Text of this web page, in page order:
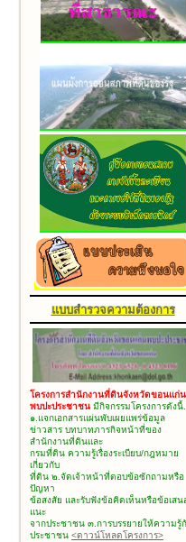
แบบสำรวจความต้องการ
โครงการสำนักงานที่ดินจังหวัดขอนแก่น
พบปะประชาชน มีกิจกรรมโครงการดังนี้
๑.แจกเอกสารแผ่นพับเผยแพร่ข้อมูล
ข่าวสาร บทบาทภารกิจหน้าที่ของ
สำนักงานที่ดินและ
กรมที่ดิน ความรู้เรื่องระเบียบ/กฎหมาย
เกี่ยวกับ
ที่ดิน ๒.จัดเจ้าหน้าที่ตอบข้อซักถามหรือ
ปัญหา
ข้อสงสัย และรับฟังข้อคิดเห็นหรือข้อเสน
แนะ
จากประชาชน ๓.การบรรยายให้ความรู้
ประชาชน <ดาวน์โหลดโครงการ>